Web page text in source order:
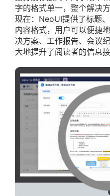
字的格式单一，整个解决
现在：NeoUI提供了标题
内容格式，用户可以便捷
决方案、工作报告、会议
大地提升了阅读者的信息